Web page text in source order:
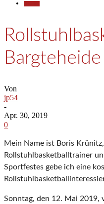
Bargteheide
Von
jp54
-
Apr. 30, 2019
0
Mein Name ist Boris
Rollstuhlbasketballtrainer
Sportfestes gebe ich eine
Sonntag, den 12. Mai 2019,